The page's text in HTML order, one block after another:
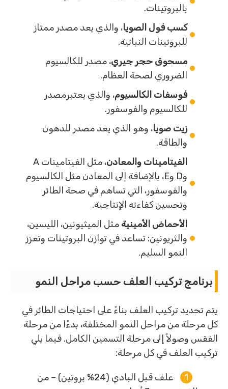
بالبروتينات.
كسب فول الصويا، والذي يعد مصدر ممتاز
للبروتينات النباتية.
مسحوق حجر جيري، مصدر للكالسيوم
الضروري لصحة العظام.
فوسفات الكالسيوم، والذي يعتبرمصدر
للكالسيوم والفوسفور.
زيت صويا، وهو الذي يعد مصدر للدهون
والطاقة.
الفيتامينات والمعادن
، مثل الفيتامينات A
وD وE، بالإضافة إلى المعادن مثل الكالسيوم
والفوسفور، التي تساهم في صحة الطائر
وتحسين كفاءته الإنتاجية.
الأحماض الأمينية مثل الميثيونين، الليسين،
والثريونين: تساعد في توازن البروتينات وتعزز
النمو السليم.
برنامج تركيب العلف حسب مراحل النمو
يتم تحديد تركيب العلف بناءً على احتياجات الطائر في
كل مرحلة من مراحل النمو المختلفة، بدءًا من مرحلة
الفقس وصولاً إلى مرحلة التسمين الكامل. فيما يلي
تركيب العلف في كل مرحلة:
علف قبل البادي (24% بروتين) – من